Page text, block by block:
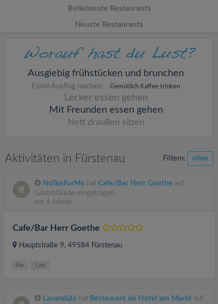
Beliebteste Restaurants
Neuste Restaurants
Ausgiebig frühstücken und brunchen
Einen Ausflug machen Gemütlich Kaffee trinken
Lecker essen gehen
Mit Freunden essen gehen
Nett draußen sitzen
Aktivitäten in Fürstenau Filtern: ohne
NoTeaForMe hat Cafe/Bar Herr Goethe auf
GastroGuide eingetragen
vor 4 Jahren
Cafe/Bar Herr Goethe
Hauptstraße 9, 49584 Fürstenau
Bar Cafe
Lavandula hat Restaurant im Hotel am Markt auf